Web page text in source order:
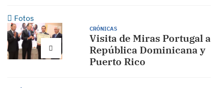
Fotos
CRÓNICAS
Visita de Miras Portugal a
República Dominicana y
Puerto Rico